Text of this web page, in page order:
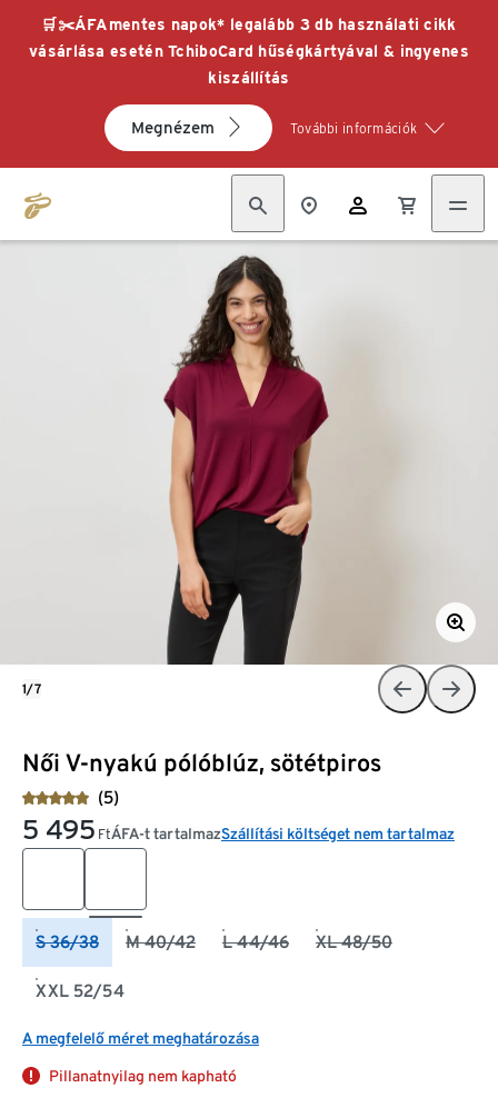
🛒✂️ÁFAmentes napok* legalább 3 db használati cikk
vásárlása esetén TchiboCard hűségkártyával & ingyenes
kiszállítás
Megnézem További információk
Női V-nyakú pólóblúz, sötétpiros
(5)
5 495 FtÁFA-t tartalmazSzállítási költséget nem tartalmaz
S 36/38 M 40/42 L 44/46 XL 48/50
XXL 52/54
A megfelelő méret meghatározása
Pillanatnyilag nem kapható
1/7